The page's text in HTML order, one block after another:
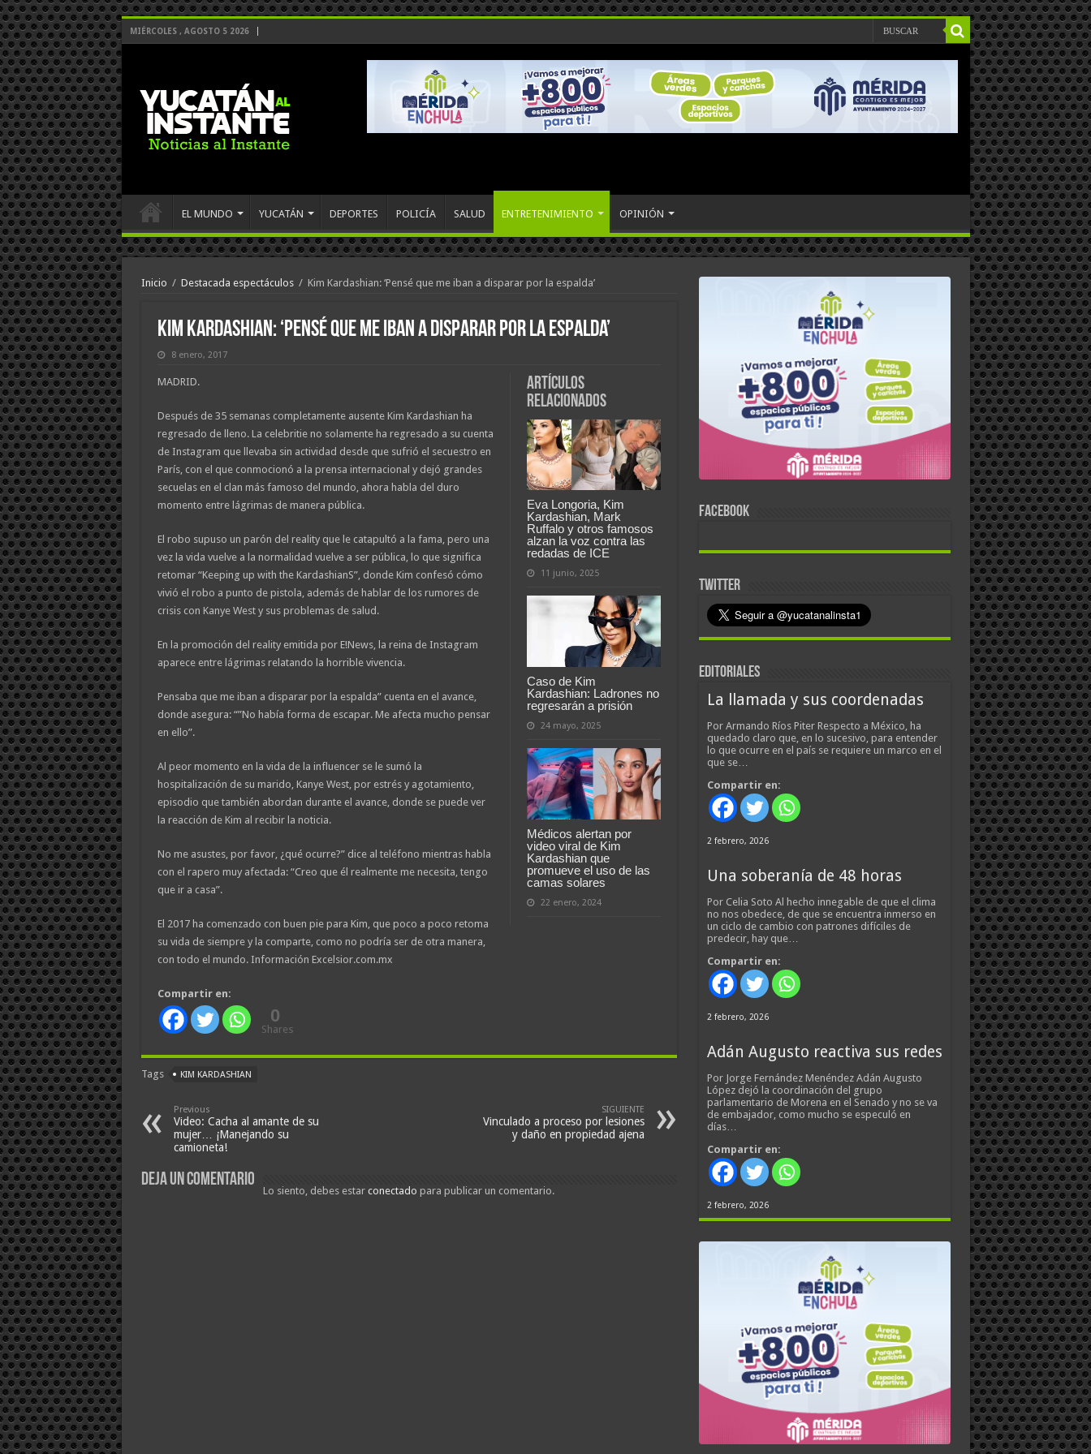
MIÉRCOLES , AGOSTO 5 2026
EL MUNDO YUCATÁN DEPORTES POLICÍA SALUD ENTRETENIMIENTO OPINIÓN
Inicio / Destacada espectáculos / Kim Kardashian: ‘Pensé que me iban a disparar por la espalda’
Kim Kardashian: ‘Pensé que me iban a disparar por la espalda’
8 enero, 2017
Artículos
relacionados
Eva Longoria, Kim
Kardashian, Mark
Ruffalo y otros famosos
alzan la voz contra las
redadas de ICE
11 junio, 2025
Caso de Kim
Kardashian: Ladrones no
regresarán a prisión
24 mayo, 2025
Médicos alertan por
video viral de Kim
Kardashian que
promueve el uso de las
camas solares
22 enero, 2024
MADRID.
Después de 35 semanas completamente ausente Kim Kardashian ha
regresado de lleno. La celebritie no solamente ha regresado a su cuenta
de Instagram que llevaba sin actividad desde que sufrió el secuestro en
París, con el que conmocionó a la prensa internacional y dejó grandes
secuelas en el clan más famoso del mundo, ahora habla del duro
momento entre lágrimas de manera pública.
El robo supuso un parón del reality que le catapultó a la fama, pero una
vez la vida vuelve a la normalidad vuelve a ser pública, lo que significa
retomar “Keeping up with the KardashianS”, donde Kim confesó cómo
vivió el robo a punto de pistola, además de hablar de los rumores de
crisis con Kanye West y sus problemas de salud.
En la promoción del reality emitida por E!News, la reina de Instagram
aparece entre lágrimas relatando la horrible vivencia.
Pensaba que me iban a disparar por la espalda” cuenta en el avance,
donde asegura: “”No había forma de escapar. Me afecta mucho pensar
en ello”.
Al peor momento en la vida de la influencer se le sumó la
hospitalización de su marido, Kanye West, por estrés y agotamiento,
episodio que también abordan durante el avance, donde se puede ver
la reacción de Kim al recibir la noticia.
No me asustes, por favor, ¿qué ocurre?” dice al teléfono mientras habla
con el rapero muy afectada: “Creo que él realmente me necesita, tengo
que ir a casa”.
El 2017 ha comenzado con buen pie para Kim, que poco a poco retoma
su vida de siempre y la comparte, como no podría ser de otra manera,
con todo el mundo. Información Excelsior.com.mx
Compartir en:
0
Shares
Tags KIM KARDASHIAN
Previous
Video: Cacha al amante de su
mujer… ¡Manejando su
camioneta!
SIGUIENTE
Vinculado a proceso por lesiones
y daño en propiedad ajena
Deja un comentario
Lo siento, debes estar conectado para publicar un comentario.
FACEBOOK
TWITTER
EDITORIALES
La llamada y sus coordenadas
Por Armando Ríos Piter Respecto a México, ha
quedado claro que, en lo sucesivo, para entender
lo que ocurre en el país se requiere un marco en el
que se…
Compartir en:
2 febrero, 2026
Una soberanía de 48 horas
Por Celia Soto Al hecho innegable de que el clima
no nos obedece, de que se encuentra inmerso en
un ciclo de cambio con patrones difíciles de
predecir, hay que…
Compartir en:
2 febrero, 2026
Adán Augusto reactiva sus redes
Por Jorge Fernández Menéndez Adán Augusto
López dejó la coordinación del grupo
parlamentario de Morena en el Senado y no se va
de embajador, como mucho se especuló en
días…
Compartir en:
2 febrero, 2026